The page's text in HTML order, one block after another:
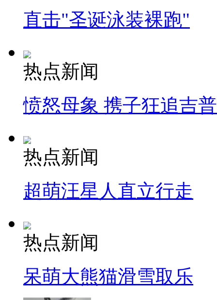
直击"圣诞泳装裸跑"
热点新闻
愤怒母象 携子狂追吉
热点新闻
超萌汪星人直立行走
热点新闻
呆萌大熊猫滑雪取乐